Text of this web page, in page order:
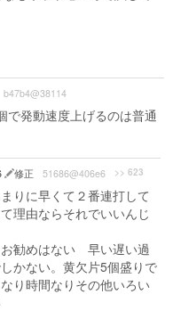
b47b4@38114
で発動速度上げるのは普通
修正 51686@406e6 >> 623
りに早くて２番連打して
理由ならそれでいいんじ
お勧めはない 早い遅い過
かない。黄欠片5個盛りで
り時間なりその他いろい